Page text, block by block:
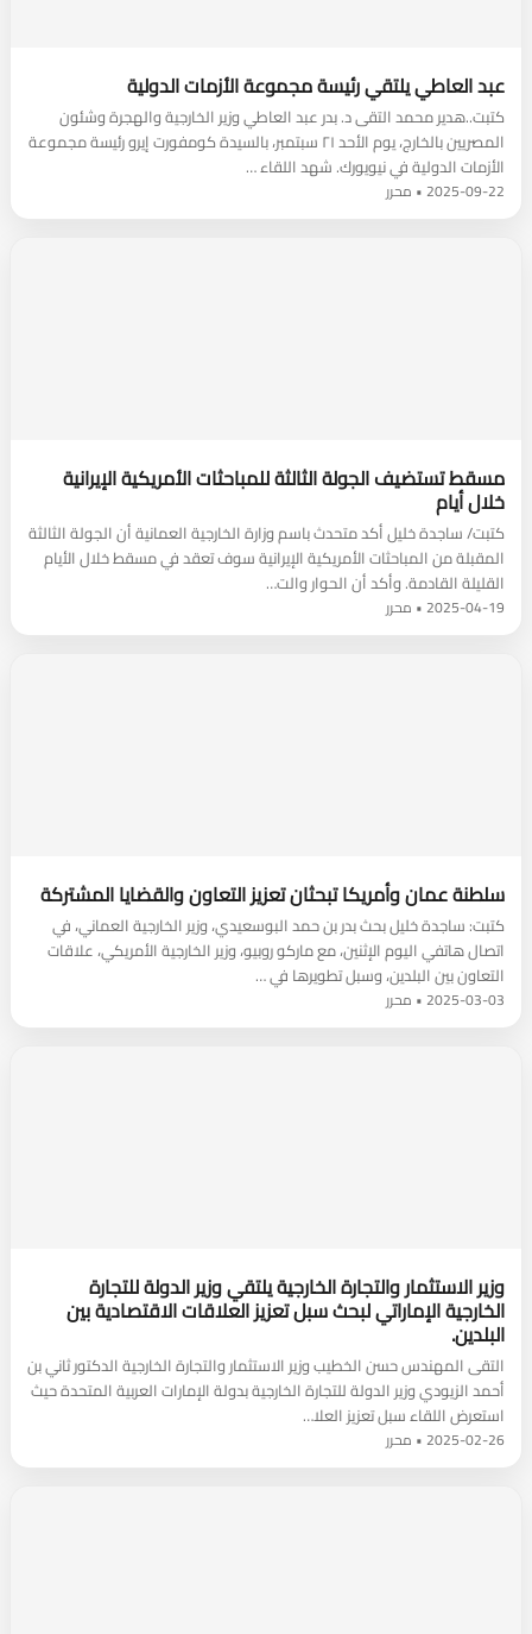
عبد العاطي يلتقي رئيسة مجموعة الأزمات الدولية
كتبت..هدير محمد التقى د. بدر عبد العاطي وزير الخارجية والهجرة وشئون
المصريين بالخارج، يوم الأحد ٢١ سبتمبر، بالسيدة كومفورت إيرو رئيسة مجموعة
الأزمات الدولية في نيويورك. شهد اللقاء …
2025-09-22 • محرر
مسقط تستضيف الجولة الثالثة للمباحثات الأمريكية الإيرانية
خلال أيام
كتبت/ ساجدة خليل أكد متحدث باسم وزارة الخارجية العمانية أن الجولة الثالثة
المقبلة من المباحثات الأمريكية الإيرانية سوف تعقد في مسقط خلال الأيام
القليلة القادمة. وأكد أن الحوار والت…
2025-04-19 • محرر
سلطنة عمان وأمريكا تبحثان تعزيز التعاون والقضايا المشتركة
كتبت: ساجدة خليل بحث بدر بن حمد البوسعيدي، وزير الخارجية العماني، في
اتصال هاتفي اليوم الإثنين، مع ماركو روبيو، وزير الخارجية الأمريكي، علاقات
التعاون بين البلدين، وسبل تطويرها في …
2025-03-03 • محرر
وزير الاستثمار والتجارة الخارجية يلتقي وزير الدولة للتجارة
الخارجية الإماراتي لبحث سبل تعزيز العلاقات الاقتصادية بين
البلدين.
التقى المهندس حسن الخطيب وزير الاستثمار والتجارة الخارجية الدكتور ثاني بن
أحمد الزيودي وزير الدولة للتجارة الخارجية بدولة الإمارات العربية المتحدة حيث
استعرض اللقاء سبل تعزيز العلا…
2025-02-26 • محرر